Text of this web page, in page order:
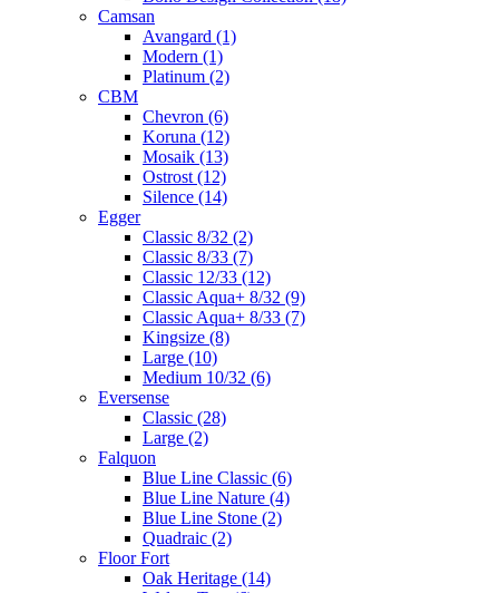
Camsan
Avangard (1)
Modern (1)
Platinum (2)
CBM
Chevron (6)
Koruna (12)
Mosaik (13)
Ostrost (12)
Silence (14)
Egger
Classic 8/32 (2)
Classic 8/33 (7)
Classic 12/33 (12)
Classic Aqua+ 8/32 (9)
Classic Aqua+ 8/33 (7)
Kingsize (8)
Large (10)
Medium 10/32 (6)
Eversense
Classic (28)
Large (2)
Falquon
Blue Line Classic (6)
Blue Line Nature (4)
Blue Line Stone (2)
Quadraic (2)
Floor Fort
Oak Heritage (14)